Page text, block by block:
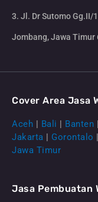
3. Jl. Dr Sutomo Gg.II/
Jombang, Jawa Timur
Cover Area Jasa
Aceh | Bali | Banten |
Jakarta | Gorontalo |
Jawa Timur
Jasa Pembuatan